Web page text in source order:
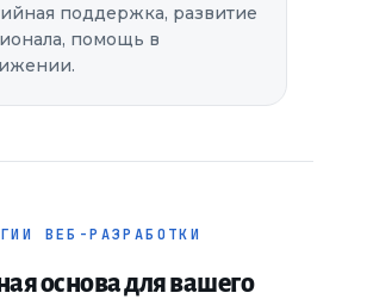
поддержка, развитие
помощь в
ВЕБ-РАЗРАБОТКИ
основа для вашего